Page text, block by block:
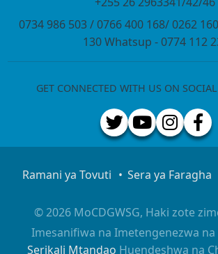
0734 986 503 / 0766 400 168/ 0262
130 Whatsup - 0774 112
GET CONNECTED WITH US ON
Ramani ya Tovuti Sera ya Faragha
© 2026 MoCDGWSG, Haki zote
Imesanifiwa na Imetengenezwa na
Serikali Mtandao Huendeshwa na